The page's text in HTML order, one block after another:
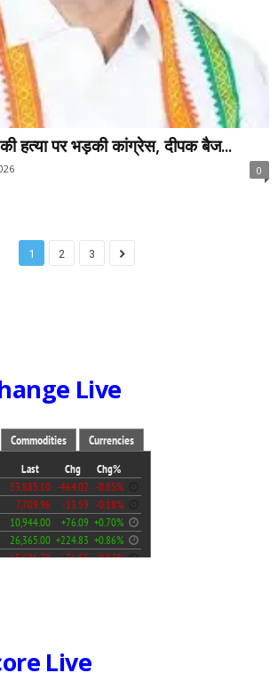
हत्या पर भड़की कांग्रेस, दीपक बैज...
0
1 2 3
Live
Live